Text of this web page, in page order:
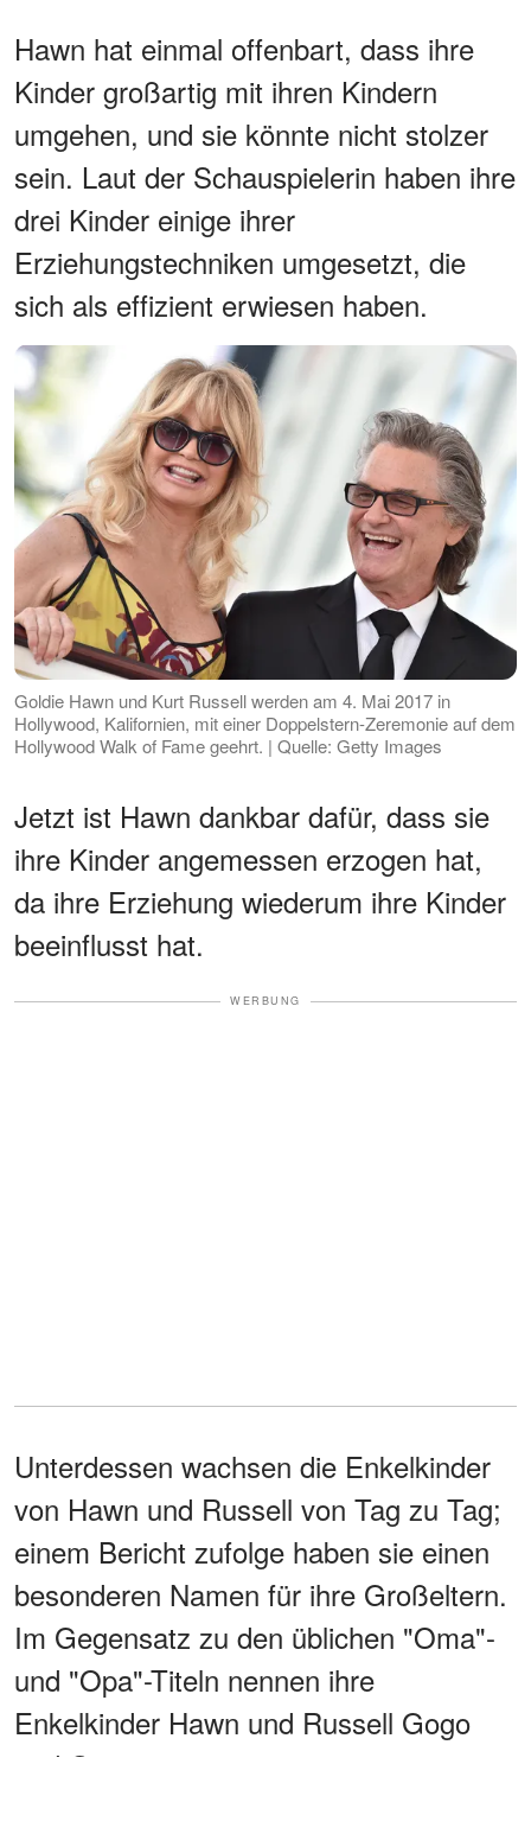
Hawn hat einmal offenbart, dass ihre
Kinder großartig mit ihren Kindern
umgehen, und sie könnte nicht stolzer
sein. Laut der Schauspielerin haben ihre
drei Kinder einige ihrer
Erziehungstechniken umgesetzt, die
sich als effizient erwiesen haben.
Goldie Hawn und Kurt Russell werden am 4. Mai 2017 in
Hollywood, Kalifornien, mit einer Doppelstern-Zeremonie auf dem
Hollywood Walk of Fame geehrt. | Quelle: Getty Images
Jetzt ist Hawn dankbar dafür, dass sie
ihre Kinder angemessen erzogen hat,
da ihre Erziehung wiederum ihre Kinder
beeinflusst hat.
WERBUNG
Unterdessen wachsen die Enkelkinder
von Hawn und Russell von Tag zu Tag;
einem Bericht zufolge haben sie einen
besonderen Namen für ihre Großeltern.
Im Gegensatz zu den üblichen "Oma"-
und "Opa"-Titeln nennen ihre
Enkelkinder Hawn und Russell Gogo
und Gogi.